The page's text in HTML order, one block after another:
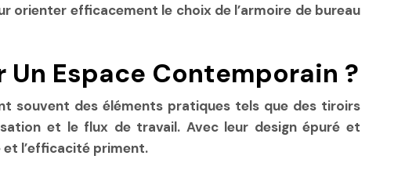
orienter efficacement le choix de l’armoire de bureau
Un Espace Contemporain ?
souvent des éléments pratiques tels que des tiroirs
et le flux de travail. Avec leur design épuré et
l’efficacité priment.